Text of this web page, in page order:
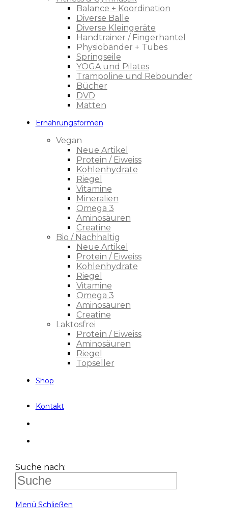
Balance + Koordination
Diverse Bälle
Diverse Kleingeräte
Handtrainer / Fingerhantel
Physiobänder + Tubes
Springseile
YOGA und Pilates
Trampoline und Rebounder
Bücher
DVD
Matten
Ernährungsformen
Vegan
Neue Artikel
Protein / Eiweiss
Kohlenhydrate
Riegel
Vitamine
Mineralien
Omega 3
Aminosäuren
Creatine
Bio / Nachhaltig
Neue Artikel
Protein / Eiweiss
Kohlenhydrate
Riegel
Vitamine
Omega 3
Aminosäuren
Creatine
Laktosfrei
Protein / Eiweiss
Aminosäuren
Riegel
Topseller
Shop
Kontakt
Suche nach:
Menü Schließen